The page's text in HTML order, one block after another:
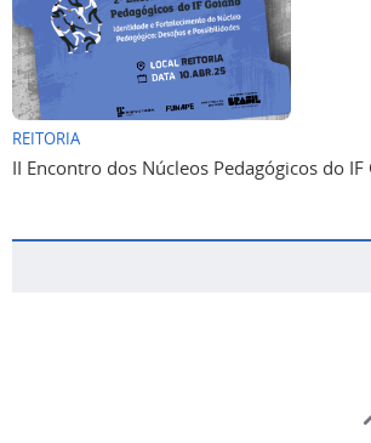
REITORIA
II Encontro dos Núcleos Pedagógicos do IF